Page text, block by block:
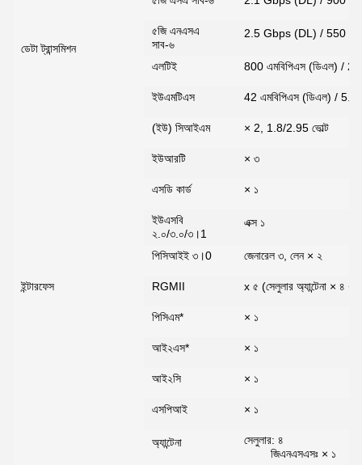
ডেটা ট্রান্সমিশন
৫জি এনএসএ
সাব-৬
2.5 Gbps (DL) / 550
এলটিই 800 এমবিপিএস (ডিএল) /
ইউএমটিএস 42 এমবিপিএস (ডিএল) /
ইন্টারফেস
(ইউ) সিআইএম × 2, 1.8/2.95 ভোল্ট
ইউআরটি × ৩
এসডি কার্ড × ১
ইউএসবি
২.০/৩.০/৩।1
এক্স ১
পিসিআইই ৩।0 জেনারেল ৩, লেন × ২
RGMII x ৫ (সেলুলার অ্যান্টেনা × ৪
পিসিএম* × ১
আই২এস* × ১
আই২সি × ১
এসপিআই × ১
অ্যান্টেনা
সেলুলার: ৪
জিএনএসএসঃ × ১